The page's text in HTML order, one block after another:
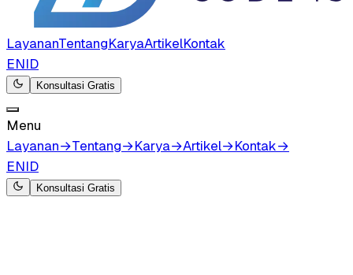
LayananTentangKaryaArtikelKontak
ENID
Konsultasi Gratis
Menu
Layanan→Tentang→Karya→Artikel→Kontak→
ENID
Konsultasi Gratis